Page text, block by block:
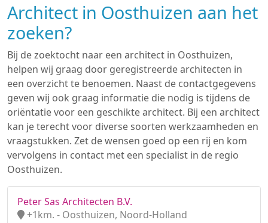
Architect in Oosthuizen aan het
zoeken?
Bij de zoektocht naar een architect in Oosthuizen,
helpen wij graag door geregistreerde architecten in
een overzicht te benoemen. Naast de contactgegevens
geven wij ook graag informatie die nodig is tijdens de
oriëntatie voor een geschikte architect. Bij een architect
kan je terecht voor diverse soorten werkzaamheden en
vraagstukken. Zet de wensen goed op een rij en kom
vervolgens in contact met een specialist in de regio
Oosthuizen.
Peter Sas Architecten B.V.
+1km. - Oosthuizen, Noord-Holland